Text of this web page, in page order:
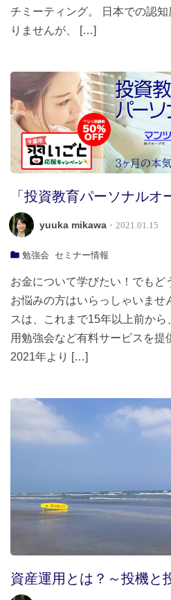
チミーティング。 日本での認
りませんが、 […]
「投資教育パーソナルオ
yuuka mikawa ・2021.01.15
勉強会 セミナー情報
お金について学びたい！でもど
お悩みの方はいらっしゃいませ
スは、これまで15年以上前か
用勉強会など有料サービスを提
2021年より […]
資産運用とは？～投機と